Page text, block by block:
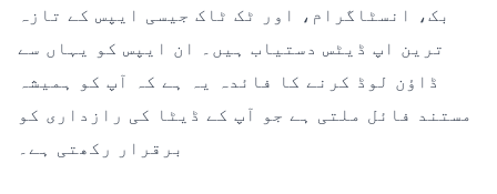
بک، انسٹاگرام، اور ٹک ٹاک جیسی ایپس کے تازہ
ترین اپ ڈیٹس دستیاب ہیں۔ ان ایپس کو یہاں سے
ڈاؤن لوڈ کرنے کا فائدہ یہ ہے کہ آپ کو ہمیشہ
مستند فائل ملتی ہے جو آپ کے ڈیٹا کی رازداری کو
برقرار رکھتی ہے۔